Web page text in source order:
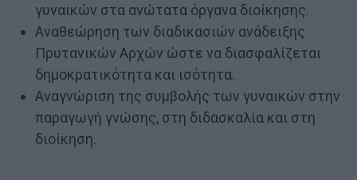
γυναικών στα ανώτατα όργανα διοίκησης.
Αναθεώρηση των διαδικασιών ανάδειξης
Πρυτανικών Αρχών ώστε να διασφαλίζεται
δημοκρατικότητα και ισότητα.
Αναγνώριση της συμβολής των γυναικών στην
παραγωγή γνώσης, στη διδασκαλία και στη
διοίκηση.